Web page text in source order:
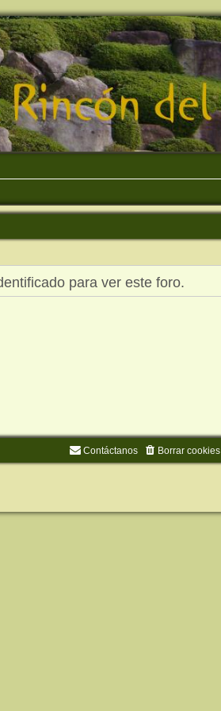
para ver este foro.
Borrar cookies
Contáctanos